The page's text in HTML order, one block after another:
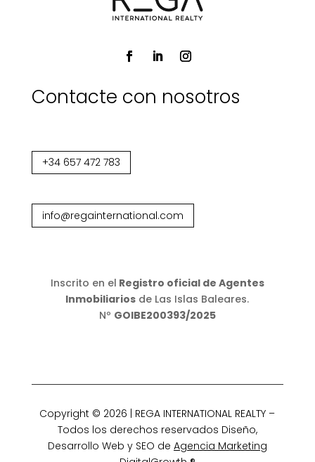
Contacte con nosotros
+34 657 472 783
info@regainternational.com
Inscrito en el Registro oficial de Agentes
Inmobiliarios de Las Islas Baleares.
Nº GOIBE200393/2025
Copyright © 2026 | REGA INTERNATIONAL REALTY –
Todos los derechos reservados Diseño,
Desarrollo Web y SEO de Agencia Marketing